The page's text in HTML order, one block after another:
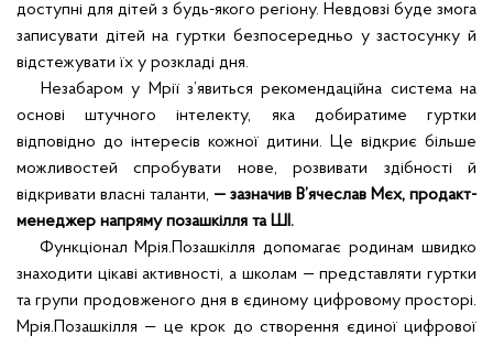
доступні для дітей з будь-якого регіону. Невдовзі буде змога
записувати дітей на гуртки безпосередньо у застосунку й
відстежувати їх у розкладі дня.
Незабаром у Мрії з’явиться рекомендаційна система на
основі штучного інтелекту, яка добиратиме гуртки
відповідно до інтересів кожної дитини. Це відкриє більше
можливостей спробувати нове, розвивати здібності й
відкривати власні таланти, — зазначив В’ячеслав Мєх, продакт-
менеджер напряму позашкілля та ШІ.
Функціонал Мрія.Позашкілля допомагає родинам швидко
знаходити цікаві активності, а школам — представляти гуртки
та групи продовженого дня в єдиному цифровому просторі.
Мрія.Позашкілля — це крок до створення єдиної цифрової